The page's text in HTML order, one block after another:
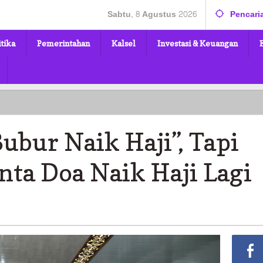
Sabtu, 8 Agustus 2026
Pemerintahan Kalsel Investasi & Keuangan
Naik Haji”, Tapi
Doa Naik Haji Lagi